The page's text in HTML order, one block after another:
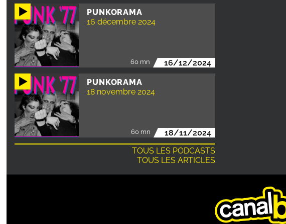
PUNKORAMA
16 décembre 2024
60 mn 16/12/2024
PUNKORAMA
18 novembre 2024
60 mn
18/11/2024
TOUS LES PODCASTS
TOUS LES ARTICLES